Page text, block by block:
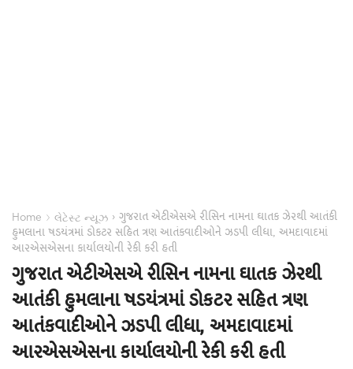
Home › લેટેસ્ટ ન્યૂઝ › ગુજરાત એટીએસએ રીસિન નામના ઘાતક ઝેરથી આતંકી
હુમલાના ષડયંત્રમાં ડોકટર સહિત ત્રણ આતંકવાદીઓને ઝડપી લીધા, અમદાવાદમાં
આરએસએસના કાર્યાલયોની રેકી કરી હતી
ગુજરાત એટીએસએ રીસિન નામના ઘાતક ઝેરથી
આતંકી હુમલાના ષડયંત્રમાં ડોકટર સહિત ત્રણ
આતંકવાદીઓને ઝડપી લીધા, અમદાવાદમાં
આરએસએસના કાર્યાલયોની રેકી કરી હતી